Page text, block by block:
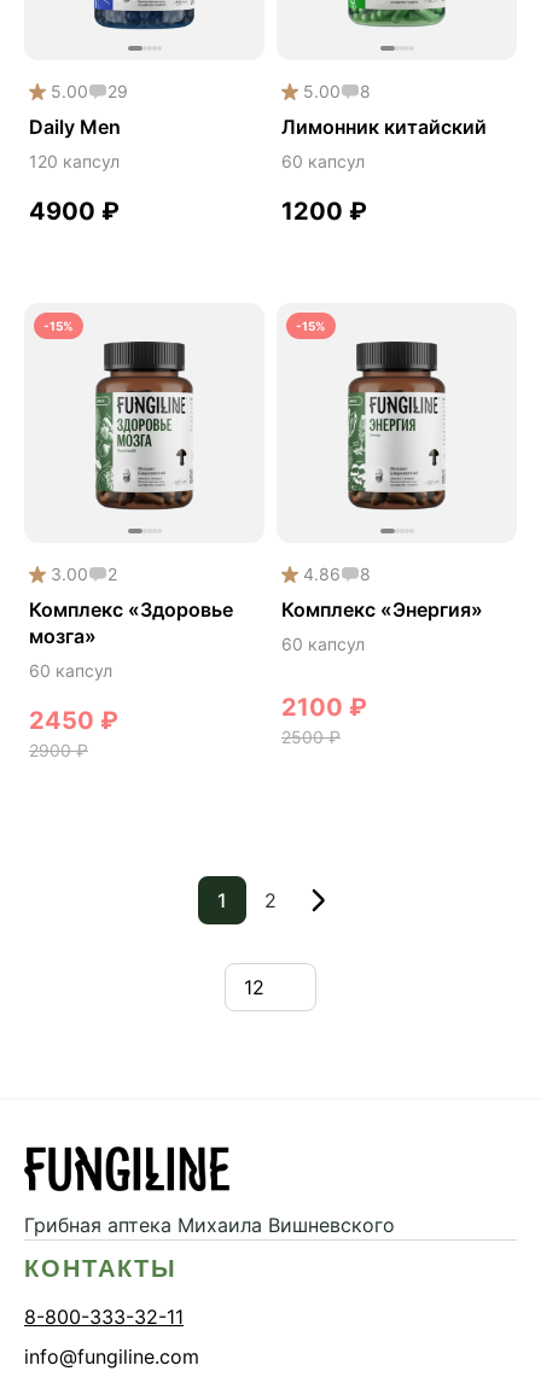
Сердце и сосуды
Снижение давления
Снижение сахара
Спокойствие и сон
Чага
Чистая кожа
Шлемник байкальский
Энергия и выносливость
5.00 29
Daily Men
120 капсул
4900 ₽
5.00 8
Лимонник китайский
60 капсул
1200 ₽
-15%
3.00 2
Комплекс «Здоровье
мозга»
60 капсул
2450 ₽
2900₽
-15%
4.86 8
Комплекс «Энергия»
60 капсул
2100 ₽
2500₽
1 2
Грибная аптека Михаила Вишневского
КОНТАКТЫ
8-800-333-32-11
info@fungiline.com